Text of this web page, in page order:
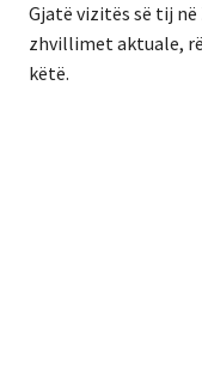
Gjatë vizitës së tij në
zhvillimet aktuale,
këtë.